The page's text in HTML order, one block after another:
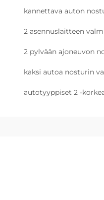
kannettava auton
2 asennuslaitteen
2 pylvään ajoneuvon
kaksi autoa nosturin
autotyyppiset 2 -